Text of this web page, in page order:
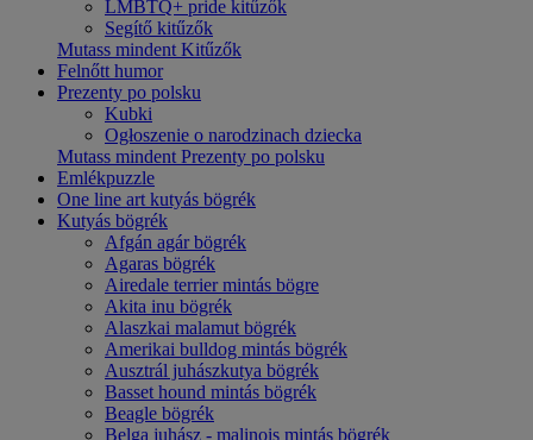
LMBTQ+ pride kitűzők
Segítő kitűzők
Mutass mindent Kitűzők
Felnőtt humor
Prezenty po polsku
Kubki
Ogłoszenie o narodzinach dziecka
Mutass mindent Prezenty po polsku
Emlékpuzzle
One line art kutyás bögrék
Kutyás bögrék
Afgán agár bögrék
Agaras bögrék
Airedale terrier mintás bögre
Akita inu bögrék
Alaszkai malamut bögrék
Amerikai bulldog mintás bögrék
Ausztrál juhászkutya bögrék
Basset hound mintás bögrék
Beagle bögrék
Belga juhász - malinois mintás bögrék